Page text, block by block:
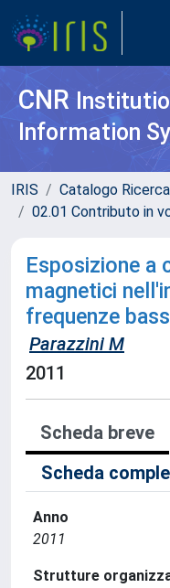
CNR
Information
IRIS Catalogo Ricerca
02.01 Contributo in
Esposizione a
magnetici
frequenze
Parazzini M
2011
Scheda breve
Scheda
Anno
2011
Strutture